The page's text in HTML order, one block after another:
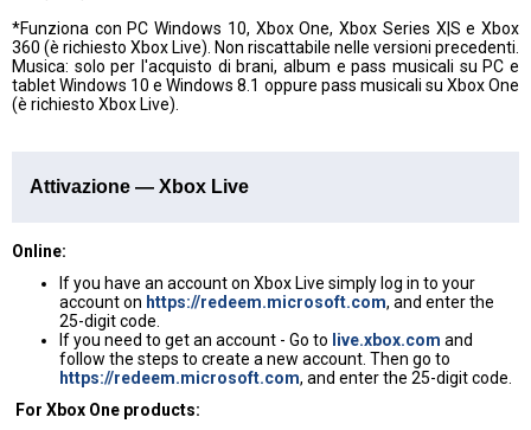
*Funziona con PC Windows 10, Xbox One, Xbox Series X|S e Xbox
360 (è richiesto Xbox Live). Non riscattabile nelle versioni precedenti.
Musica: solo per l'acquisto di brani, album e pass musicali su PC e
tablet Windows 10 e Windows 8.1 oppure pass musicali su Xbox One
(è richiesto Xbox Live).
Attivazione — Xbox Live
Online:
If you have an account on Xbox Live simply log in to your
account on https://redeem.microsoft.com, and enter the
25-digit code.
If you need to get an account - Go to live.xbox.com and
follow the steps to create a new account. Then go to
https://redeem.microsoft.com, and enter the 25-digit code.
For Xbox One products: